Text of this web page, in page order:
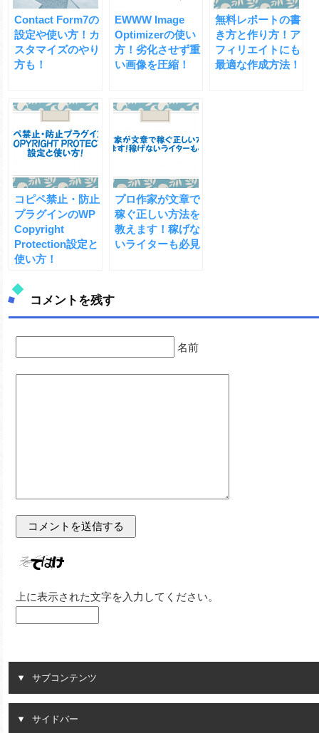
Contact Form7の
設定や使い方！カ
スタマイズのやり
方も！
EWWW Image
Optimizerの使い
方！劣化させず重
い画像を圧縮！
無料レポートの書
き方と作り方！ア
フィリエイトにも
最適な作成方法！
コピペ禁止・防止
プラグインのWP
Copyright
Protection設定と
使い方！
プロ作家が文章で
稼ぐ正しい方法を
教えます！稼げな
いライターも必見
コメントを残す
名前
上に表示された文字を入力してください。
サブコンテンツ
サイドバー